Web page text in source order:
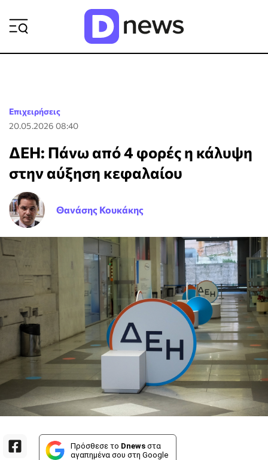
Επιχειρήσεις
20.05.2026 08:40
ΔΕΗ: Πάνω από 4 φορές η κάλυψη
στην αύξηση κεφαλαίου
Θανάσης Κουκάκης
Πρόσθεσε το Dnews στα
αγαπημένα σου στη Google